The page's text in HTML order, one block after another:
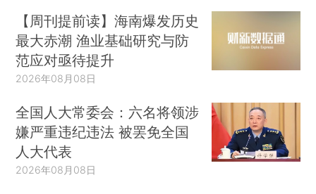
【周刊提前读】海南爆发历史
最大赤潮 渔业基础研究与防
范应对亟待提升
2026年08月08日
全国人大常委会：六名将领涉
嫌严重违纪违法 被罢免全国
人大代表
2026年08月08日